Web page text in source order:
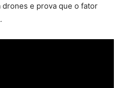
e prova que o fator